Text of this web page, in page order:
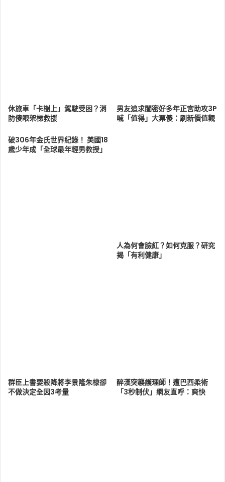
休旅車「卡樹上」駕駛受困？消
防傻眼架梯救援
男友追求閨密好多年正宮助攻3P
喊「值得」大票傻：刷新價值觀
破306年金氏世界紀錄！ 美國18
歲少年成「全球最年輕男教授」
人為何會臉紅？如何克服？研究
揭「有利健康」
群臣上書要殺降將李景隆朱棣卻
不做決定全因3考量
醉漢突襲護理師！遭巴西柔術
「3秒制伏」網友直呼：爽快